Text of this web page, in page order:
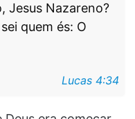
Jesus Nazareno?
quem és: O
Lucas 4:34